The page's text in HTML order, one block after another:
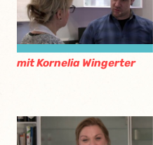
mit Kornelia Wingerter